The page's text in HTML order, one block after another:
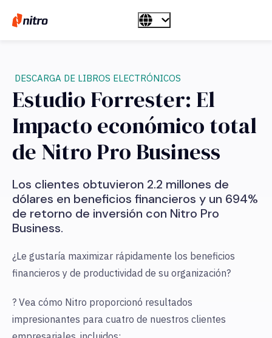
DESCARGA DE LIBROS ELECTRÓNICOS
Estudio Forrester: El
Impacto económico total
de Nitro Pro Business
Los clientes obtuvieron 2.2 millones de
dólares en beneficios financieros y un 694%
de retorno de inversión con Nitro Pro
Business.
¿Le gustaría maximizar rápidamente los beneficios
financieros y de productividad de su organización?
? Vea cómo Nitro proporcionó resultados
impresionantes para cuatro de nuestros clientes